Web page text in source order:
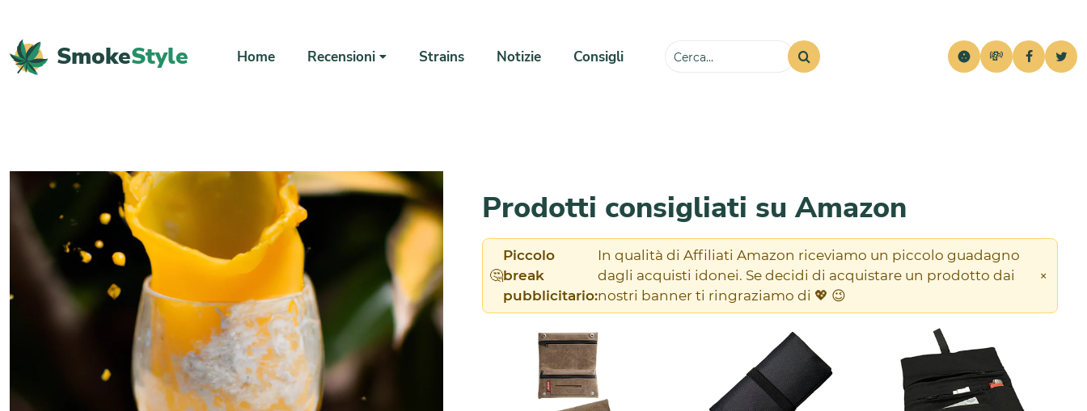
SmokeStyle Home Recensioni Strains Notizie Consigli 💸 💸
Prodotti consigliati su Amazon
🤔
Piccolo
break
pubblicitario:
In qualità di Affiliati Amazon riceviamo un piccolo guadagno
dagli acquisti idonei. Se decidi di acquistare un prodotto dai
nostri banner ti ringraziamo di 💖 😉
×